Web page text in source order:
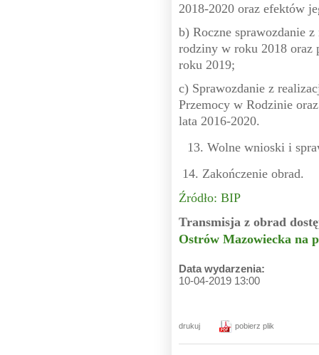
2018-2020 oraz efektów
b) Roczne sprawozdanie
rodziny w roku 2018 oraz
roku 2019;
c) Sprawozdanie z
Przemocy w Rodzinie
lata 2016-2020.
Wolne wnioski i
14. Zakończenie obrad.
Źródło: BIP
Transmisja z obrad
Ostrów Mazowiecka na
Data wydarzenia:
10-04-2019 13:00
drukuj pobierz plik